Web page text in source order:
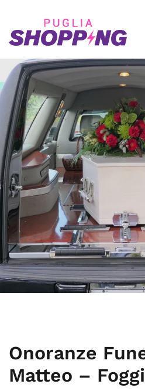
Onoranze
Matteo –